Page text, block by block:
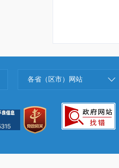
各省（区市）网站